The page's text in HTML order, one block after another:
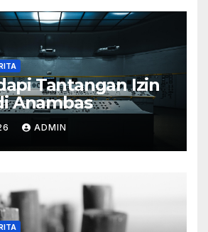
Tantangan Izin
Anambas
ADMIN